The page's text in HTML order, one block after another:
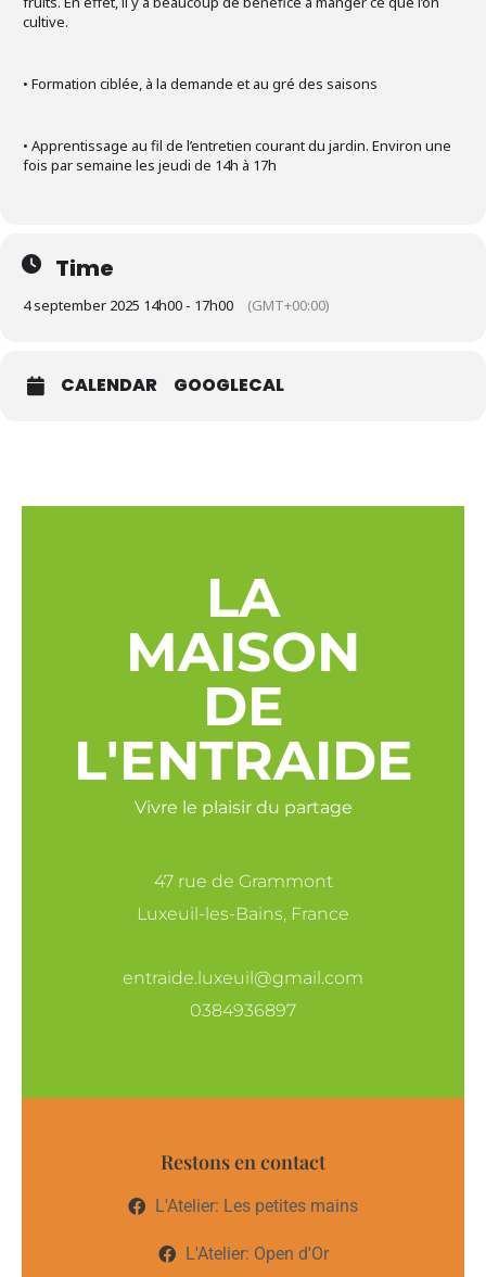
cultive.
• Formation ciblée, à la demande et au gré des saisons
• Apprentissage au fil de l’entretien courant du jardin. Environ une
fois par semaine les jeudi de 14h à 17h
Time
4 september 2025 14h00 - 17h00 (GMT+00:00)
CALENDAR GOOGLECAL
LA
MAISON
DE
L'ENTRAIDE
Vivre le plaisir du partage
47 rue de Grammont
Luxeuil-les-Bains, France
entraide.luxeuil@gmail.com
0384936897
Restons en contact
L'Atelier: Les petites mains
L'Atelier: Open d'Or